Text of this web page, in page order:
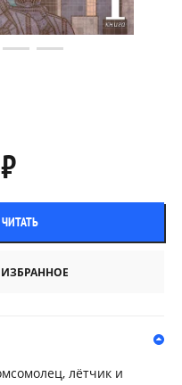
ИЗБРАННОЕ
лётчик и